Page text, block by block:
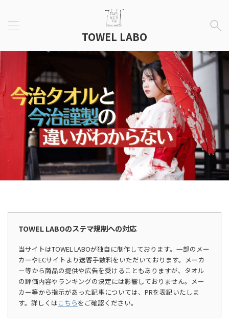
TOWEL LABO
TOWEL LABOのステマ規制への対応
当サイトはTOWEL LABOが独自に制作しております。一部のメー
カーやECサイトより送客手数料をいただいております。メーカ
ー等から商品の提供や広告を受けることもありますが、タオル
の評価内容やランキングの決定には影響しておりません。メー
カー等から指示があった記事については、PRを表記いたしま
す。詳しくはこちらをご確認ください。